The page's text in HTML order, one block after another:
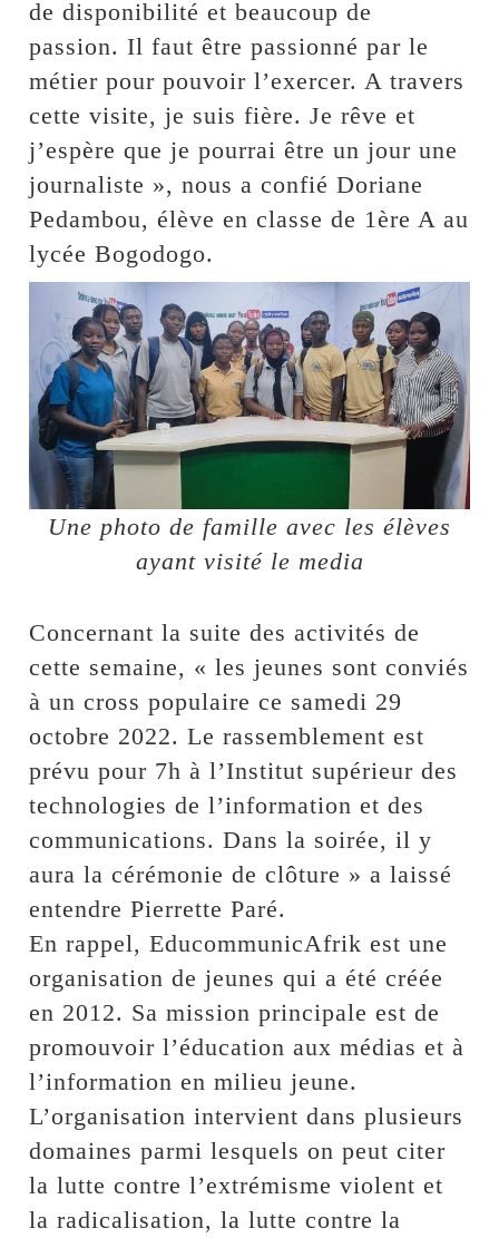
de disponibilité et beaucoup de
passion. Il faut être passionné par le
métier pour pouvoir l’exercer. A travers
cette visite, je suis fière. Je rêve et
j’espère que je pourrai être un jour une
journaliste », nous a confié Doriane
Pedambou, élève en classe de 1ère A au
lycée Bogodogo.
Une photo de famille avec les élèves
ayant visité le media
Concernant la suite des activités de
cette semaine, « les jeunes sont conviés
à un cross populaire ce samedi 29
octobre 2022. Le rassemblement est
prévu pour 7h à l’Institut supérieur des
technologies de l’information et des
communications. Dans la soirée, il y
aura la cérémonie de clôture » a laissé
entendre Pierrette Paré.
En rappel, EducommunicAfrik est une
organisation de jeunes qui a été créée
en 2012. Sa mission principale est de
promouvoir l’éducation aux médias et à
l’information en milieu jeune.
L’organisation intervient dans plusieurs
domaines parmi lesquels on peut citer
la lutte contre l’extrémisme violent et
la radicalisation, la lutte contre la